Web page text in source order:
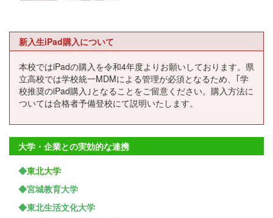
新入生iPad購入について
本校ではiPadの購入を令和4年度よりお願いしております。県
立高校では学校統一MDMによる管理が必須となるため、｢学
校推奨のiPad購入｣となることをご留意ください。購入方法に
ついては合格者予備登校にて説明いたします。
大学・企業との実効的な連携
◆東北大学
◆宮城教育大学
◆東北生活文化大学